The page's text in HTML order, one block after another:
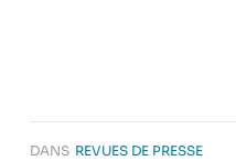
DANS REVUES DE PRESSE